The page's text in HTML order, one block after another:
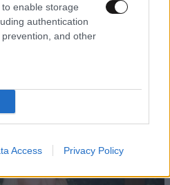
enable storage
authentication
and other
Access Privacy Policy
με τον Γιάννη